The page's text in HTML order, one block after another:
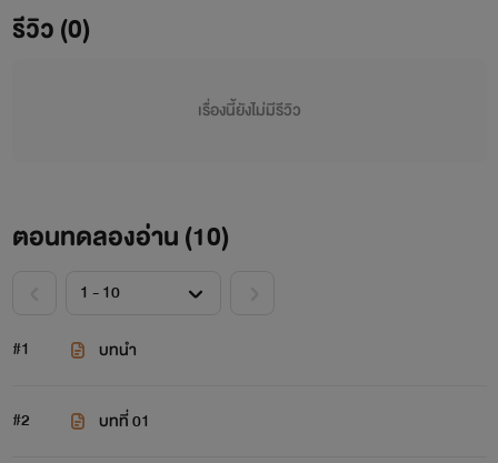
เขาต้องมาพังลงเพราะผู้หญิงคนเดียว!! "มึงอยากได้กูมากใช่
มั้ย!..งั้นกูจะสนองให้!!" "กรี๊ดดด!! ไม่นะคุณชาตรี!.."
รีวิว (0)
เรื่องนี้ยังไม่มีรีวิว
ตอนทดลองอ่าน (10)
#1 บทนำ
#2 บทที่ 01